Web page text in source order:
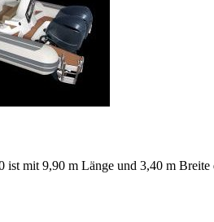
mit 9,90 m Länge und 3,40 m Breite